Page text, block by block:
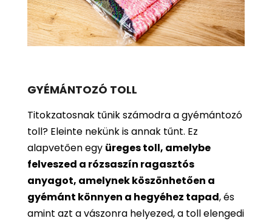
GYÉMÁNTOZÓ TOLL
Titokzatosnak tűnik számodra a gyémántozó
toll? Eleinte nekünk is annak tűnt. Ez
alapvetően egy üreges toll, amelybe
felveszed a rózsaszín ragasztós
anyagot, amelynek köszönhetően a
gyémánt könnyen a hegyéhez tapad, és
amint azt a vászonra helyezed, a toll elengedi